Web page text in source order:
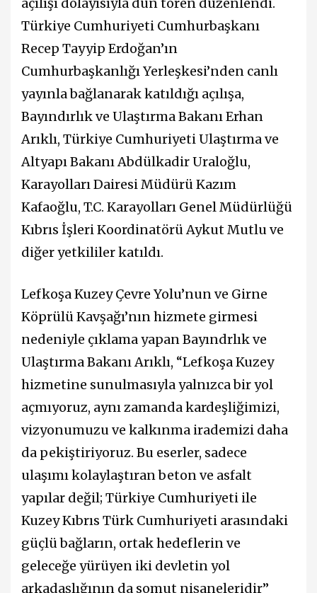
Türkiye Cumhuriyeti Cumhurbaşkanı
Recep Tayyip Erdoğan’ın
Cumhurbaşkanlığı Yerleşkesi’nden canlı
yayınla bağlanarak katıldığı açılışa,
Bayındırlık ve Ulaştırma Bakanı Erhan
Arıklı, Türkiye Cumhuriyeti Ulaştırma ve
Altyapı Bakanı Abdülkadir Uraloğlu,
Karayolları Dairesi Müdürü Kazım
Kafaoğlu, T.C. Karayolları Genel Müdürlüğü
Kıbrıs İşleri Koordinatörü Aykut Mutlu ve
diğer yetkililer katıldı.
Lefkoşa Kuzey Çevre Yolu’nun ve Girne
Köprülü Kavşağı’nın hizmete girmesi
nedeniyle çıklama yapan Bayındrlık ve
Ulaştırma Bakanı Arıklı, “Lefkoşa Kuzey
hizmetine sunulmasıyla yalnızca bir yol
açmıyoruz, aynı zamanda kardeşliğimizi,
vizyonumuzu ve kalkınma irademizi daha
da pekiştiriyoruz. Bu eserler, sadece
ulaşımı kolaylaştıran beton ve asfalt
yapılar değil; Türkiye Cumhuriyeti ile
Kuzey Kıbrıs Türk Cumhuriyeti arasındaki
güçlü bağların, ortak hedeflerin ve
geleceğe yürüyen iki devletin yol
arkadaşlığının da somut nişaneleridir”